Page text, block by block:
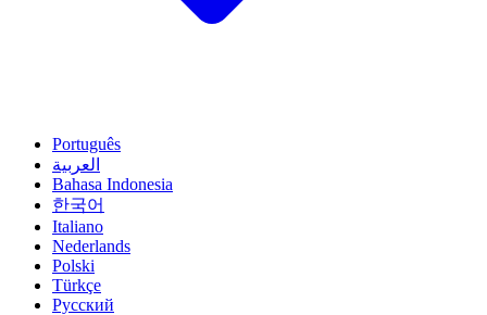
Português
العربية
Bahasa Indonesia
한국어
Italiano
Nederlands
Polski
Türkçe
Русский